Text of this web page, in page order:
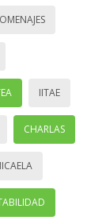
IITAE
CHARLAS